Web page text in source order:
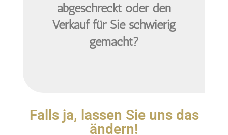
abgeschreckt oder den
Verkauf für Sie schwierig
gemacht?
Falls ja, lassen Sie uns das
ändern!